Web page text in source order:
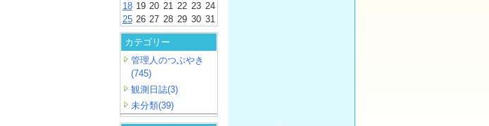
18 19 20 21 22 23 24
25 26 27 28 29 30 31
カテゴリー
管理人のつぶやき
(745)
観測日誌(3)
未分類(39)